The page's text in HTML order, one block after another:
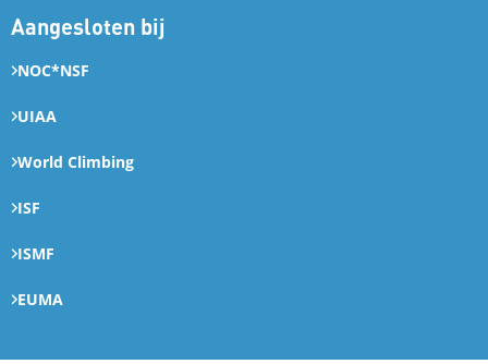
Aangesloten bij
NOC*NSF
UIAA
World Climbing
ISF
ISMF
EUMA